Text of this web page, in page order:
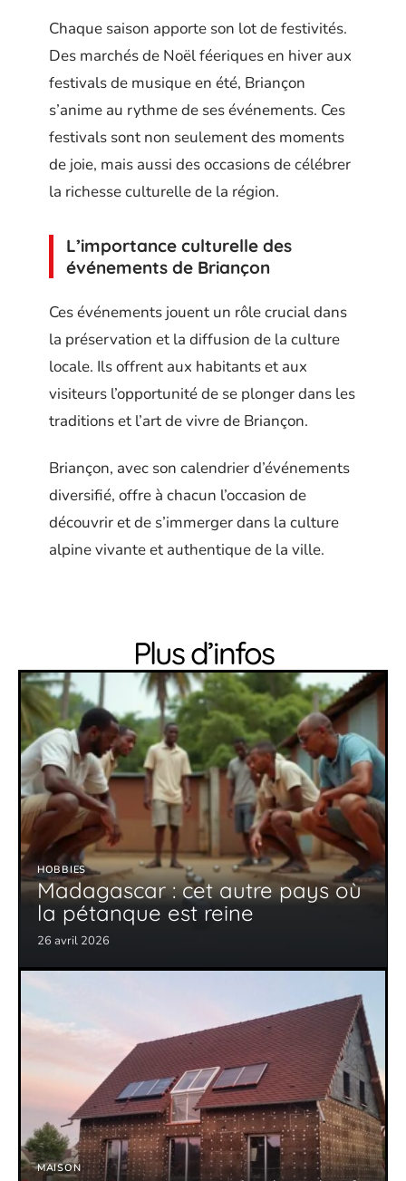
Chaque saison apporte son lot de festivités.
Des marchés de Noël féeriques en hiver aux
festivals de musique en été, Briançon
s’anime au rythme de ses événements. Ces
festivals sont non seulement des moments
de joie, mais aussi des occasions de célébrer
la richesse culturelle de la région.
L’importance culturelle des
événements de Briançon
Ces événements jouent un rôle crucial dans
la préservation et la diffusion de la culture
locale. Ils offrent aux habitants et aux
visiteurs l’opportunité de se plonger dans les
traditions et l’art de vivre de Briançon.
Briançon, avec son calendrier d’événements
diversifié, offre à chacun l’occasion de
découvrir et de s’immerger dans la culture
alpine vivante et authentique de la ville.
Plus d’infos
HOBBIES
Madagascar : cet autre pays où
la pétanque est reine
26 avril 2026
MAISON